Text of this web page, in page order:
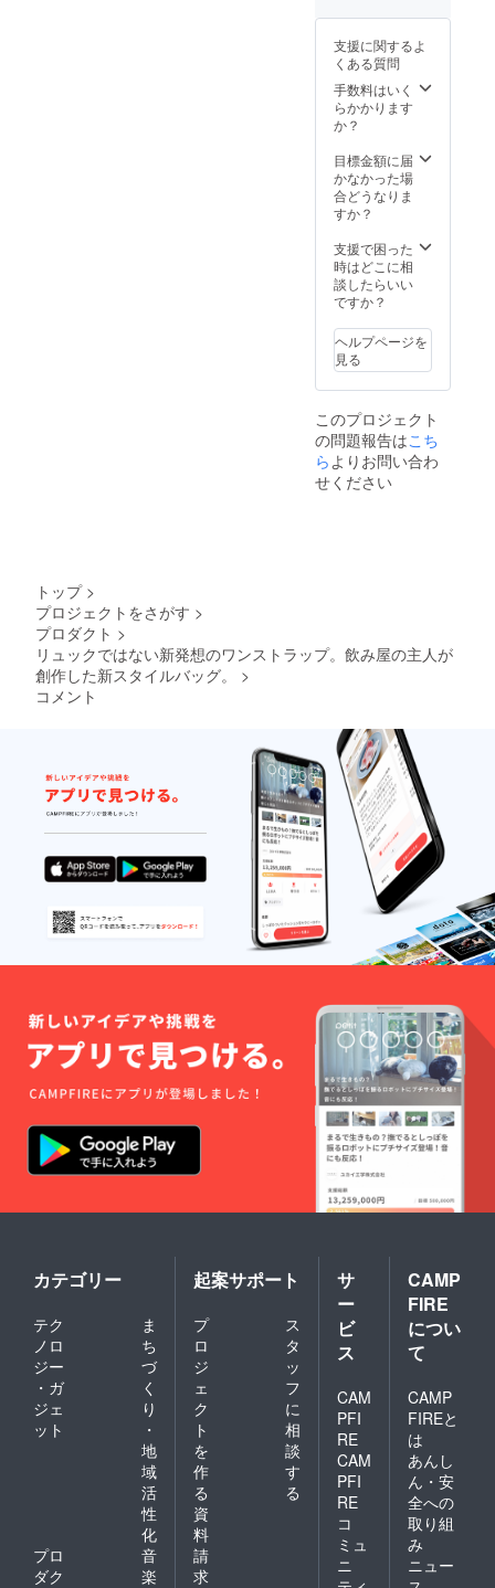
況、製
造工程
上の都
合等に
より出
荷時期
があり
ます。
その際
内させ
ていた
だきま
す。
のみ、
は1種類
です。
※デザイ
ン・仕
る可能
性もご
ざいま
ださ
い。 ※
ご注文
状況、
材の供
給状
況、製
造工程
合等に
より出
荷時期
が遅れ
る場合
す。
支援に関するよ
くある質問
手数料はいく
らかかります
か？
目標金額に届
かなかった場
合どうなりま
すか？
支援で困った
時はどこに相
談したらいい
ですか？
ヘルプページを
見る
このプロジェクト
の問題報告はこち
らよりお問い合わ
せください
トップ >
プロジェクトをさがす >
プロダクト >
リュックではない新発想のワンストラップ。飲み屋の主人が
創作した新スタイルバッグ。
>
コメント
カテゴリー
テク
ノロ
ジー
・ガ
ジェ
ット
ま
ち
づ
く
り
・
地
域
活
性
化
プロ
ダク
音
楽
起案サポート
プ
ロ
ジ
ェ
ク
ト
を
作
る
ス
タ
ッ
フ
に
相
談
す
る
資
料
請
求
サ
ー
ビ
ス
CAM
PFI
RE
CAM
PFI
RE
コ
ミュ
ニ
CAMP
FIRE
につい
て
CAMP
FIREと
は
あんし
ん・安
全への
取り組
み
ニュー